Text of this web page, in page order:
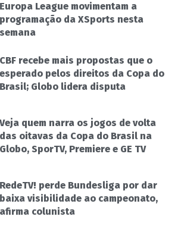
Europa League movimentam a
programação da XSports nesta
semana
CBF recebe mais propostas que o
esperado pelos direitos da Copa do
Brasil; Globo lidera disputa
Veja quem narra os jogos de volta
das oitavas da Copa do Brasil na
Globo, SporTV, Premiere e GE TV
RedeTV! perde Bundesliga por dar
baixa visibilidade ao campeonato,
afirma colunista